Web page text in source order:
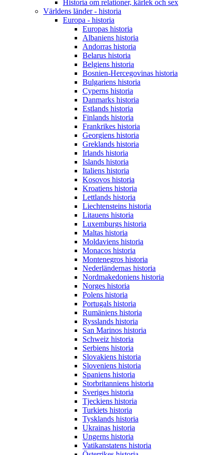
Historia om relationer, kärlek och sex
Världens länder - historia
Europa - historia
Europas historia
Albaniens historia
Andorras historia
Belarus historia
Belgiens historia
Bosnien-Hercegovinas historia
Bulgariens historia
Cyperns historia
Danmarks historia
Estlands historia
Finlands historia
Frankrikes historia
Georgiens historia
Greklands historia
Irlands historia
Islands historia
Italiens historia
Kosovos historia
Kroatiens historia
Lettlands historia
Liechtensteins historia
Litauens historia
Luxemburgs historia
Maltas historia
Moldaviens historia
Monacos historia
Montenegros historia
Nederländernas historia
Nordmakedoniens historia
Norges historia
Polens historia
Portugals historia
Rumäniens historia
Rysslands historia
San Marinos historia
Schweiz historia
Serbiens historia
Slovakiens historia
Sloveniens historia
Spaniens historia
Storbritanniens historia
Sveriges historia
Tjeckiens historia
Turkiets historia
Tysklands historia
Ukrainas historia
Ungerns historia
Vatikanstatens historia